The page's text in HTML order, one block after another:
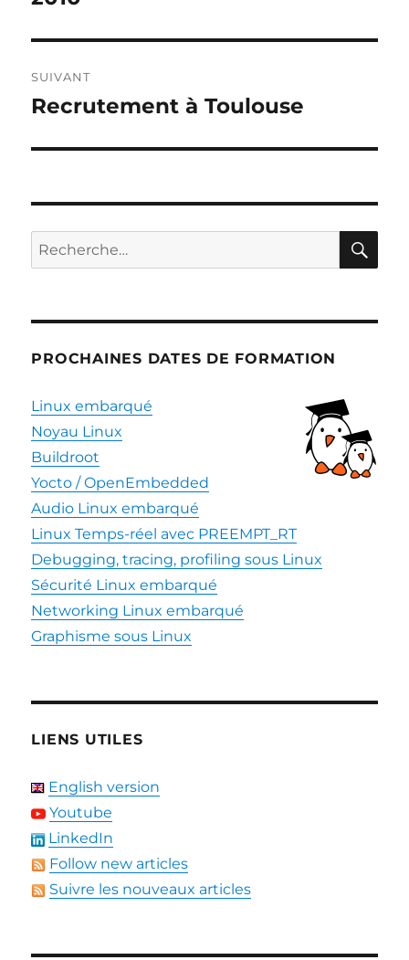
SUIVANT
Publication
Recrutement à Toulouse
Recherche
pour :
PROCHAINES DATES DE FORMATION
Linux embarqué
Noyau Linux
Buildroot
Yocto / OpenEmbedded
Audio Linux embarqué
Linux Temps-réel avec PREEMPT_RT
Debugging, tracing, profiling sous Linux
Sécurité Linux embarqué
Networking Linux embarqué
Graphisme sous Linux
LIENS UTILES
English version
Youtube
LinkedIn
Follow new articles
Suivre les nouveaux articles